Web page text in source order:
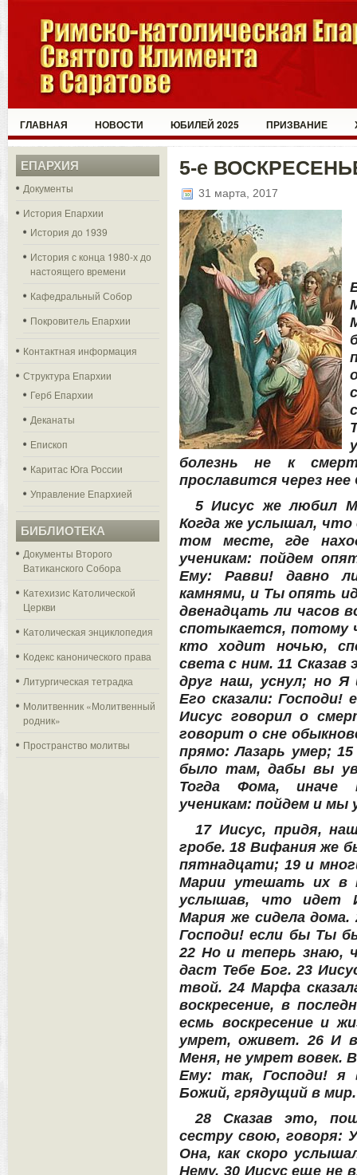
ГЛАВНАЯ НОВОСТИ ЮБИЛЕЙ 2025 ПРИЗВАНИЕ
ЕПАРХИЯ
Документы
История Епархии
История до 1939
История с конца 1980-х до
настоящего времени
Кафедральный Собор
Покровитель Епархии
Контактная информация
Структура Епархии
Герб Епархии
Деканаты
Епископ
Каритас Юга России
Управление Епархией
БИБЛИОТЕКА
Документы Второго
Ватиканского Собора
Катехизис Католической
Церкви
Католическая энциклопедия
Кодекс канонического права
Литургическая тетрадка
Молитвенник «Молитвенный
родник»
Пространство молитвы
5-е
31 марта, 2017
болезнь не к
прославится через
5 Иисус же любил
Когда же услышал,
том месте, где
ученикам: пойдем
Ему: Равви! давно
камнями, и Ты опять
двенадцать ли часов
спотыкается, потому
кто ходит ночью,
света с ним. 11
друг наш, уснул; но Я
Его сказали: Господи!
Иисус говорил о
говорит о сне
прямо: Лазарь умер;
было там, дабы вы
Тогда Фома, иначе
ученикам: пойдем и мы
17 Иисус, придя,
гробе. 18 Вифания же
пятнадцати; 19 и
Марии утешать их в
услышав, что идет
Мария же сидела дома.
Господи! если бы Ты
22 Но и теперь знаю,
даст Тебе Бог. 23
твой. 24 Марфа
воскресение, в
есмь воскресение и
умрет, оживет. 26 И
Меня, не умрет вовек.
Ему: так, Господи!
Божий, грядущий в мир.
28 Сказав это,
сестру свою, говоря:
Она, как скоро
Нему. 30 Иисус еще не